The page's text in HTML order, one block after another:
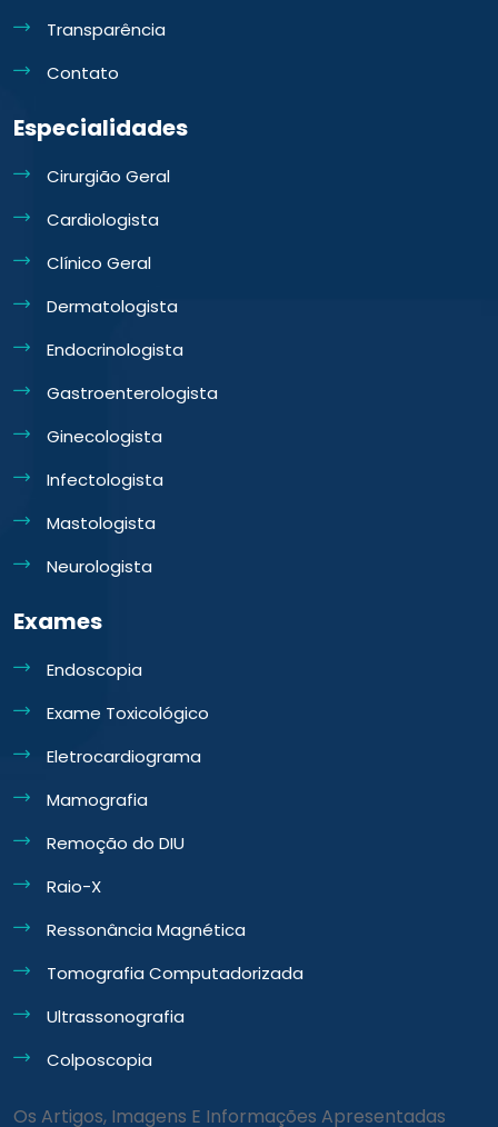
Transparência
Contato
Especialidades
Cirurgião Geral
Cardiologista
Clínico Geral
Dermatologista
Endocrinologista
Gastroenterologista
Ginecologista
Infectologista
Mastologista
Neurologista
Exames
Endoscopia
Exame Toxicológico
Eletrocardiograma
Mamografia
Remoção do DIU
Raio-X
Ressonância Magnética
Tomografia Computadorizada
Ultrassonografia
Colposcopia
Os Artigos, Imagens E Informações Apresentadas